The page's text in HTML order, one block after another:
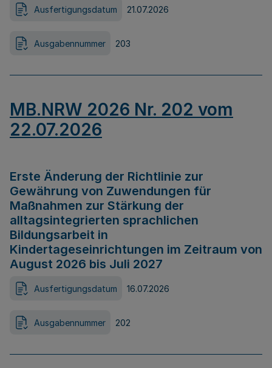
Ausfertigungsdatum 21.07.2026
Ausgabennummer 203
MB.NRW 2026 Nr. 202 vom
22.07.2026
Erste Änderung der Richtlinie zur
Gewährung von Zuwendungen für
Maßnahmen zur Stärkung der
alltagsintegrierten sprachlichen
Bildungsarbeit in
Kindertageseinrichtungen im Zeitraum von
August 2026 bis Juli 2027
Ausfertigungsdatum 16.07.2026
Ausgabennummer 202